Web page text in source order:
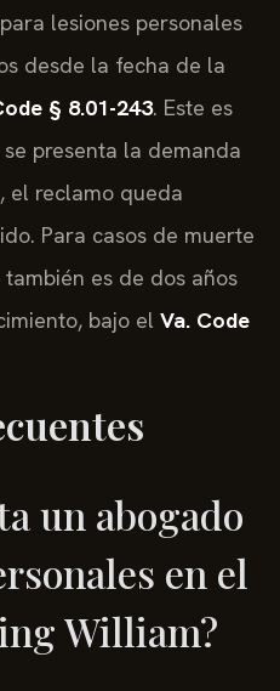
lesiones personales
desde la fecha de la
§ 8.01-243. Este es
presenta la demanda
el reclamo queda
Para casos de muerte
es de dos años
bajo el Va. Code
un abogado
en el
William?